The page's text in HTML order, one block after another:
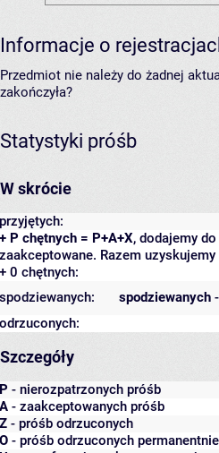
Informacje o
Przedmiot nie należy do żadnej
zakończyła?
Statystyki próśb
W skrócie
przyjętych:
+ P chętnych = P+A+X, dodajemy
zaakceptowane. Razem
+ 0 chętnych:
spodziewanych
spodziewanych:
odrzuconych:
Szczegóły
P - nierozpatrzonych próśb
A - zaakceptowanych próśb
Z - próśb odrzuconych
O - próśb odrzuconych permanentnie